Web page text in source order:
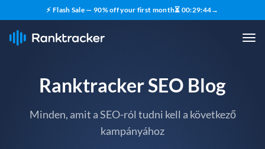
⚡ Flash Sale — 90% off your first month⏳ 00:29:42→
Ranktracker SEO Blog
Minden, amit a SEO-ról tudni kell a következő
kampányához